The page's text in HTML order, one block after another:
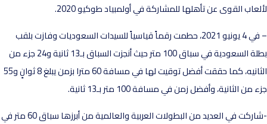
القوى عن تأهلها للمشاركة في أولمبياد طوكيو 2020.
– في 4 يونيو 2021، حطمت رقماً قياسياً للسيدات السعوديات وفازت بلقب
بطلة السعودية في سباق 100 متر حيث أنجزت السباق بـ13 ثانية و24 جزء من
الثانيه، كما حققت أفضل توقيت لها في مسافة 60 مترا بزمن يبلغ 8 ثوانٍ و55
من الثانية، وأفضل زمن في مسافة 100 متر بـ13 ثانية.
-شاركت في العديد من البطولات العربية والعالمية من أبرزها سباق 60 متر في